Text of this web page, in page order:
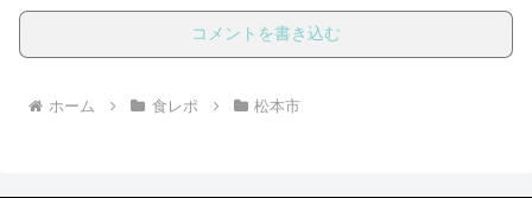
コメントを書き込む
ホーム 食レポ 松本市